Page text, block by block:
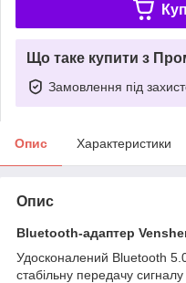
Що таке купити з
Замовлення під
Опис Характеристики
Опис
Bluetooth-адаптер
Удосконалений Bluetooth
стабільну передачу сигналу